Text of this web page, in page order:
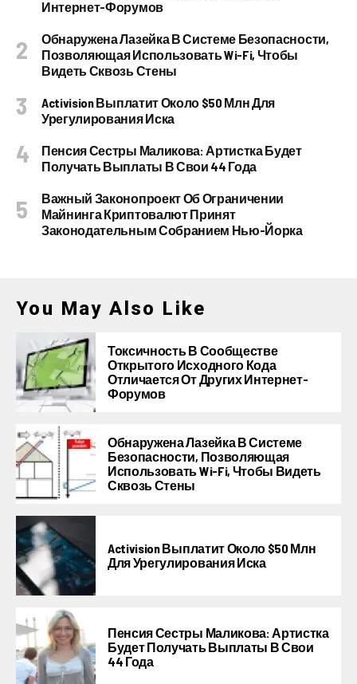
Интернет-Форумов
Обнаружена Лазейка В Системе Безопасности,
Позволяющая Использовать Wi-Fi, Чтобы
Видеть Сквозь Стены
Activision Выплатит Около $50 Млн Для
Урегулирования Иска
Пенсия Сестры Маликова: Артистка Будет
Получать Выплаты В Свои 44 Года
Важный Законопроект Об Ограничении
Майнинга Криптовалют Принят
Законодательным Собранием Нью-Йорка
You May Also Like
Токсичность В Сообществе
Открытого Исходного Кода
Отличается От Других Интернет-
Форумов
Обнаружена Лазейка В Системе
Безопасности, Позволяющая
Использовать Wi-Fi, Чтобы Видеть
Сквозь Стены
Activision Выплатит Около $50 Млн
Для Урегулирования Иска
Пенсия Сестры Маликова: Артистка
Будет Получать Выплаты В Свои
44 Года